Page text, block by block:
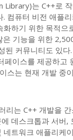
Library)는 C++로
컴퓨터 비전 애플
하기 위한 목적으
기능을 위한
커뮤니티도 있다
이스를 제공하고
스는 현재 개발 중
는 C++ 개발을
데스크톱과 서버,
트워크 애플리케